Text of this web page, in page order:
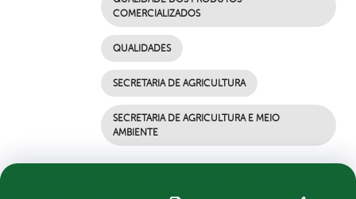
COMERCIALIZADOS
QUALIDADES
SECRETARIA DE AGRICULTURA
SECRETARIA DE AGRICULTURA E MEIO
AMBIENTE